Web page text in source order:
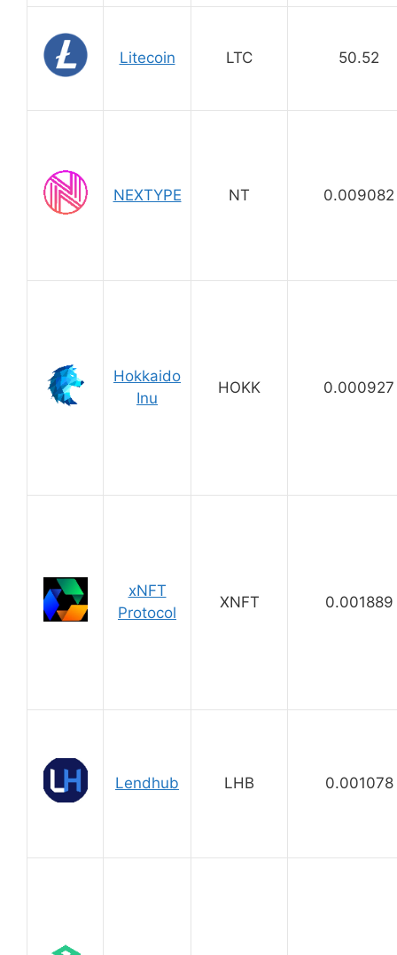
Litecoin LTC 50.52
NEXTYPE NT 0.009082
Hokkaido
Inu
HOKK 0.000927
xNFT
Protocol
XNFT 0.001889
Lendhub LHB 0.001078